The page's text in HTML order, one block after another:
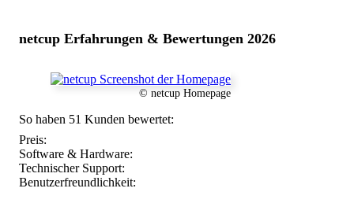
netcup Erfahrungen & Bewertungen 2026
© netcup Homepage
So haben 51 Kunden bewertet:
Preis:
Software & Hardware:
Technischer Support:
Benutzerfreundlichkeit: